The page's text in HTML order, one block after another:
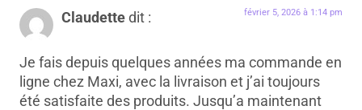
Claudettedit : février 5, 2026 à 1:14 pm
Je fais depuis quelques années ma commande en
ligne chez Maxi, avec la livraison et j’ai toujours
été satisfaite des produits. Jusqu’a maintenant